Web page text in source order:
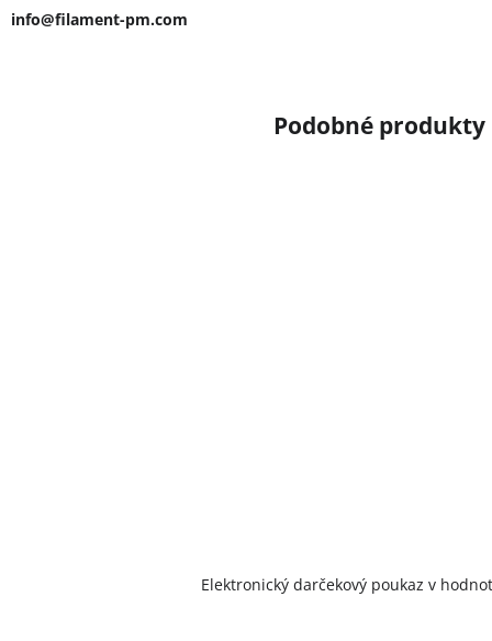
Elektronický darčekový poukaz v
info@filament-pm.com